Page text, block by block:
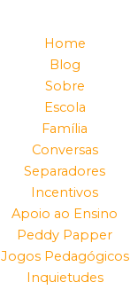
Home
Blog
Sobre
Escola
Família
Conversas
Separadores
Incentivos
Apoio ao Ensino
Peddy Papper
Jogos Pedagógicos
Inquietudes